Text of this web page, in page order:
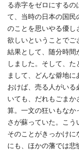
る赤字をゼロにするの
て、当時の日本の国民
のことを思いやる優し
欲しいということでご
結果として、随分時間
しました。そして、
まして、どんな僻地
おけば、売る人がいる
いても、だれもごまか
算。一文の狂いもなか
さが蘇っていた。こう
そのことがきっかけに
にも、ほかの藩では悲